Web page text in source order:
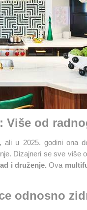
Više od
u 2025. godini ona
Dizajneri se sve više
i druženje. Ova
odnosno